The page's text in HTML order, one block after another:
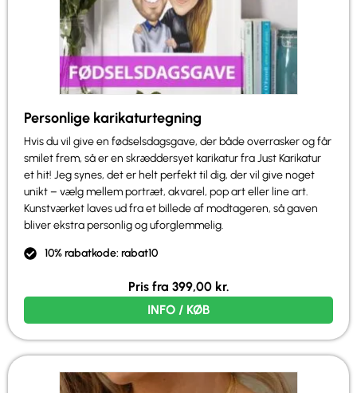
Personlige karikaturtegning
Hvis du vil give en fødselsdagsgave, der både overrasker og får
smilet frem, så er en skræddersyet karikatur fra Just Karikatur
et hit! Jeg synes, det er helt perfekt til dig, der vil give noget
unikt – vælg mellem portræt, akvarel, pop art eller line art.
Kunstværket laves ud fra et billede af modtageren, så gaven
bliver ekstra personlig og uforglemmelig.
10% rabatkode: rabat10
Pris fra 399,00 kr.
INFO / KØB